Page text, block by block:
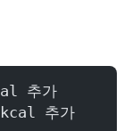
추가
추가